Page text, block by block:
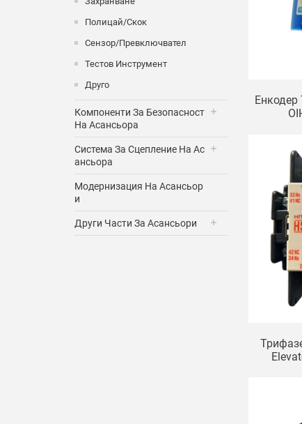
Полицай/Скок
Сензор/Превключвател
Тестов Инструмент
Друго
Компоненти За Безопасност
На Асансьора
Система За Сцепление На Ас
Ансьора
Модернизация На Асансьор
И
Други Части За Асансьори
Енкодер